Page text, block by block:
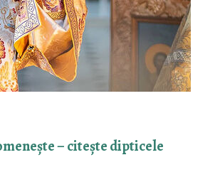
– citește dipticele